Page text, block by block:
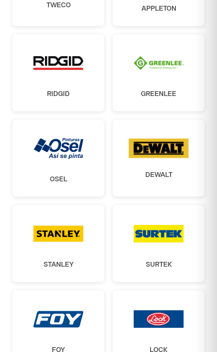
TWECO APPLETON
RIDGID GREENLEE
OSEL
DEWALT
STANLEY SURTEK
FOY LOCK